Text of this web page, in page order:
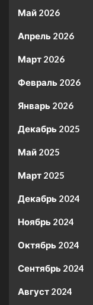
Май 2026
Апрель 2026
Март 2026
Февраль 2026
Январь 2026
Декабрь 2025
Май 2025
Март 2025
Декабрь 2024
Ноябрь 2024
Октябрь 2024
Сентябрь 2024
Август 2024